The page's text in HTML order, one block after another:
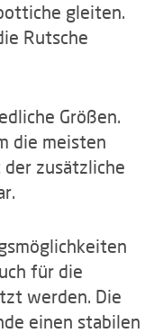
gleiten.
Rutsche
Größen.
die meisten
der zusätzliche
für die
werden. Die
einen stabilen